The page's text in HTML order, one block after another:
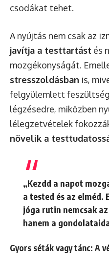
csodákat tehet.
A nyújtás nem csak az
javítja a testtartást és
mozgékonyságát.
stresszoldásban is,
felgyülemlett
légzésedre, miközben
lélegzetvételek
növelik a
„Kezdd a napot
a tested és az elméd.
jóga rutin nemcsak
hanem a
Gyors séták vagy tánc: A